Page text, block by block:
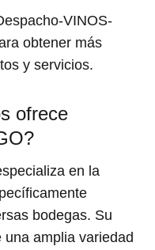
VINOS-
obtener más
y servicios.
ofrece
en la
bodegas. Su
amplia variedad